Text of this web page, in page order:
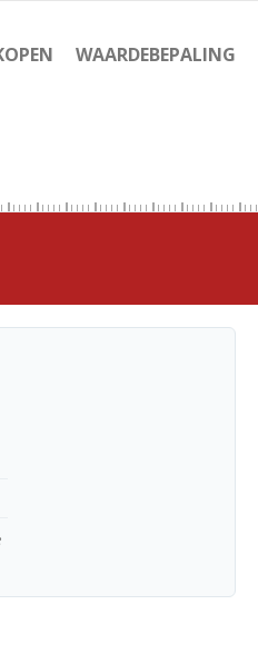
WAARDEBEPALING